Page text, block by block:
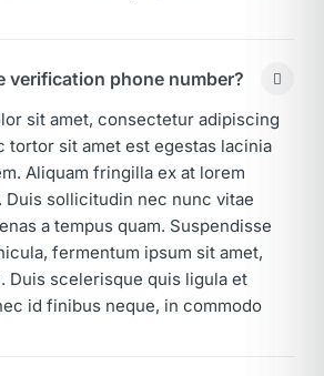
verification phone number?
sit amet, consectetur adipiscing
tortor sit amet est egestas lacinia
Aliquam fringilla ex at lorem
Duis sollicitudin nec nunc vitae
a tempus quam. Suspendisse
fermentum ipsum sit amet,
Duis scelerisque quis ligula et
id finibus neque, in commodo